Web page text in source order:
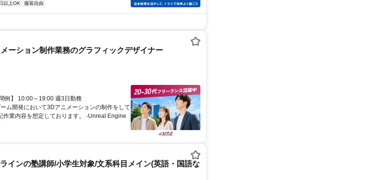
以上OK 服装自由
ーション制作業務のグラフィックデザイナー
例】 10:00～19:00 週3日勤務
ム開発において3Dアニメーションの制作をして
作業内容を想定しております。 -Unreal Engine
インの塾講師/小学生対象/文系科目メイン(英語・国語な